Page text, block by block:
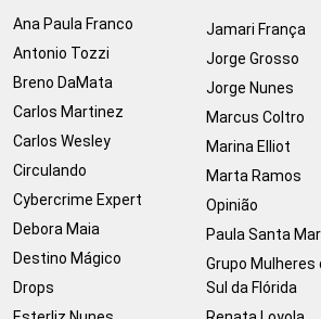
Ana Paula Franco
Antonio Tozzi
Breno DaMata
Carlos Martinez
Carlos Wesley
Circulando
Cybercrime Expert
Debora Maia
Destino Mágico
Drops
Jamari França
Jorge Grosso
Jorge Nunes
Marcus Coltro
Marina Elliot
Marta Ramos
Opinião
Paula Santa
Grupo Mulheres
Sul da Flórida